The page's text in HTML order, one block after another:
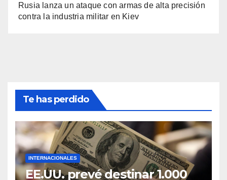
Rusia lanza un ataque con armas de alta precisión
contra la industria militar en Kiev
Te has perdido
INTERNACIONALES
EE.UU. prevé destinar 1.000